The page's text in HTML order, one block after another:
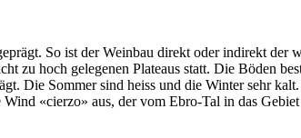
So ist der Weinbau direkt oder indirekt
zu hoch gelegenen Plateaus statt. Die Böden
Die Sommer sind heiss und die Winter sehr
«cierzo» aus, der vom Ebro-Tal in das